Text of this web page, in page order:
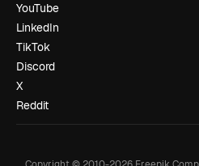
YouTube
LinkedIn
TikTok
Discord
X
Reddit